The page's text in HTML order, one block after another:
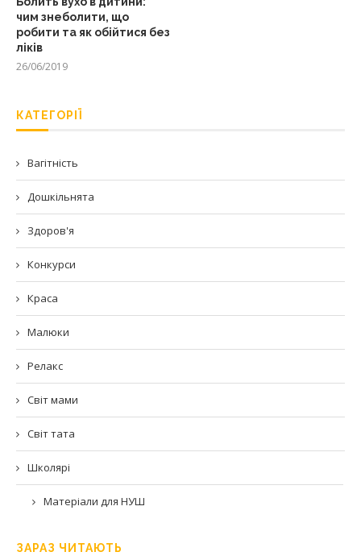
чим знеболити, що
робити та як обійтися без
ліків
26/06/2019
КАТЕГОРІЇ
Вагітність
Дошкільнята
Здоров'я
Конкурси
Краса
Малюки
Релакс
Світ мами
Світ тата
Школярі
Матеріали для НУШ
ЗАРАЗ ЧИТАЮТЬ